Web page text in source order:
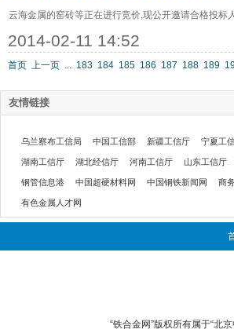
云海金属的窑砖等正在进行竞价,现公开邀请合格投标
2014-02-11 14:52
首页 上一页 ... 183 184 185 186 187 188 189
友情链接
乌兰察布工信局 中国工信部 新疆工信厅 宁夏工
湖南工信厅 湖北经信厅 河南工信厅 山东工信厅
钢管信息港 中国超硬材料网 中国钢铁新闻网 商
有色金属人才网
“铁合金网”版权所有属于“北